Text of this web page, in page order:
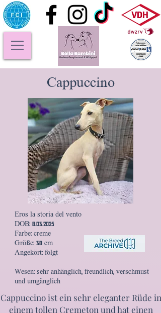
Cappuccino
Cappuccino ist ein sehr eleganter Rüde in
einem tollen Cremeton und hat einen
Eros la storia del vento
DOB: 8.03.2025
Farbe: creme
Größe: 38 cm
Angekört: folgt
Wesen: sehr anhänglich, freundlich, verschmust
und umgänglich